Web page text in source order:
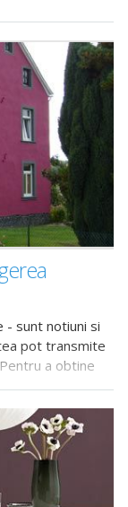
- sunt notiuni si
pot transmite
a obtine